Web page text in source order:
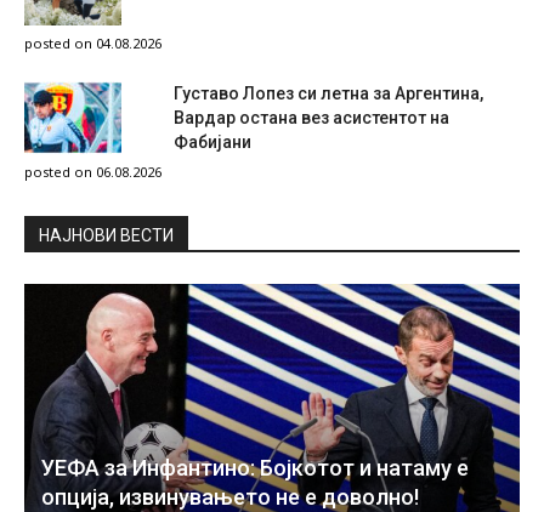
posted on 04.08.2026
Густаво Лопез си летна за Аргентина,
Вардар остана вез асистентот на
Фабијани
posted on 06.08.2026
НAЈНОВИ ВЕСТИ
УЕФА за Инфантино: Бојкотот и натаму е
опција, извинувањето не е доволно!